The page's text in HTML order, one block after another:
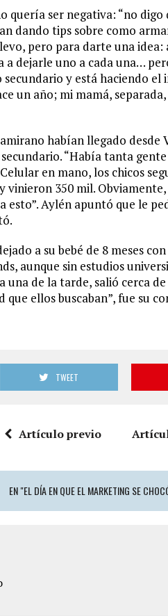
quería ser negativa: “no
dando tips sobre como
pero para darte una
dejarle uno a cada una…
y está haciendo el
un año; mi mamá,
habían llegado
“Había tanta
en mano, los chicos
vinieron 350 mil.
esto”. Aylén apuntó que le
a su bebé de 8 meses
aunque sin estudios
una de la tarde, salió cerca
ellos buscaban”, fue su
TWEET
Artículo previo
EN "EL DÍA EN QUE EL MARKETING SE